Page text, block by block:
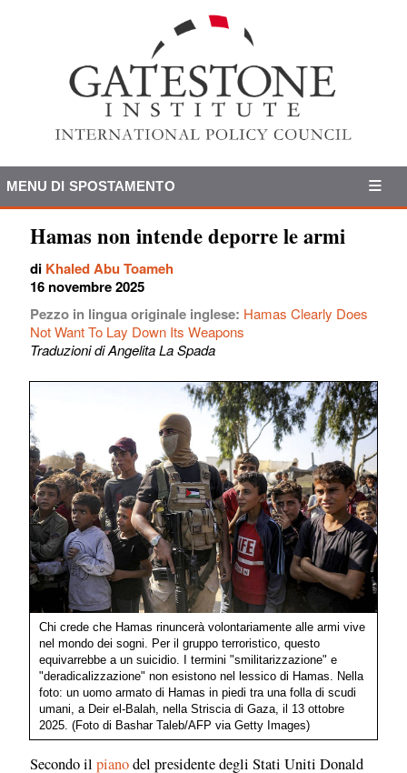
MENU DI SPOSTAMENTO
Hamas non intende deporre le armi
di Khaled Abu Toameh
16 novembre 2025
Pezzo in lingua originale inglese: Hamas Clearly Does
Not Want To Lay Down Its Weapons
Traduzioni di Angelita La Spada
Chi crede che Hamas rinuncerà volontariamente alle armi vive
nel mondo dei sogni. Per il gruppo terroristico, questo
equivarrebbe a un suicidio. I termini "smilitarizzazione" e
"deradicalizzazione" non esistono nel lessico di Hamas. Nella
foto: un uomo armato di Hamas in piedi tra una folla di scudi
umani, a Deir el-Balah, nella Striscia di Gaza, il 13 ottobre
2025. (Foto di Bashar Taleb/AFP via Getty Images)
Secondo il pianodel presidente degli Stati Uniti Donald